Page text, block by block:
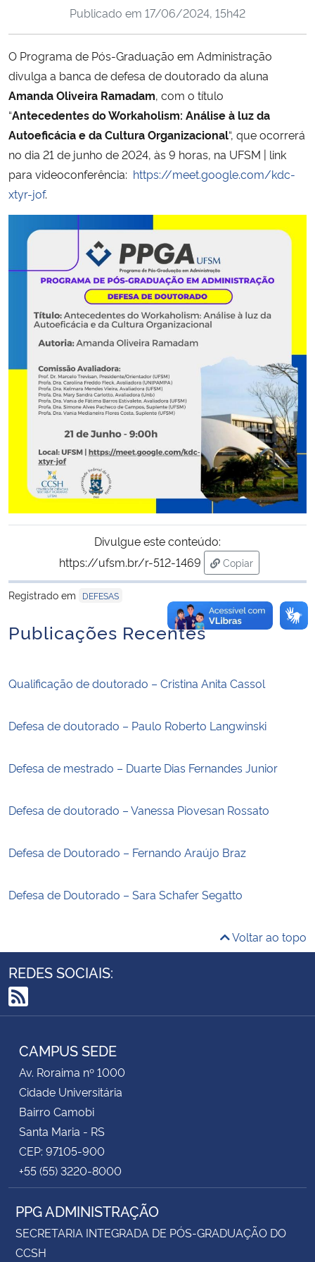
Ministério da Cidadania
Ministério de Minas e Energia
Ministério da Ciência, Tecnologia, Inovações e Comunicações
Ministério do Meio Ambiente
Ministério do Turismo
Ministério do Desenvolvimento Regional
Controladoria-Geral da União
Ministério da Mulher, da Família e dos Direitos Humanos
Secretaria-Geral
Secretaria de Governo
Advocacia-Geral da União
Banco Central do Brasil
Publicado em 17/06/2024, 15h42
O Programa de Pós-Graduação em Administração
divulga a banca de defesa de doutorado da aluna
Amanda Oliveira Ramadam, com o título
“Antecedentes do Workaholism: Análise à luz da
Autoeficácia e da Cultura Organizacional“, que ocorrerá
no dia 21 de junho de 2024, às 9 horas, na UFSM | link
para videoconferência: https://meet.google.com/kdc-
xtyr-jof.
Divulgue este conteúdo:
https://ufsm.br/r-512-1469
Copiar
para área de
Registrado em
DEFESAS
Publicações Recentes
Qualificação de doutorado – Cristina Anita Cassol
Defesa de doutorado – Paulo Roberto Langwinski
Defesa de mestrado – Duarte Dias Fernandes Junior
Defesa de doutorado – Vanessa Piovesan Rossato
Defesa de Doutorado – Fernando Araújo Braz
Defesa de Doutorado – Sara Schafer Segatto
Voltar ao topo
REDES SOCIAIS:
RSS
CAMPUS SEDE
Av. Roraima nº 1000
Cidade Universitária
Bairro Camobi
Santa Maria - RS
CEP: 97105-900
+55 (55) 3220-8000
PPG ADMINISTRAÇÃO
SECRETARIA INTEGRADA DE PÓS-GRADUAÇÃO DO
CCSH